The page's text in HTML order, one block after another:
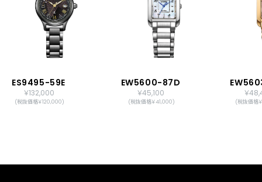
ES9495-59E
￥132,000
(税抜価格￥120,000)
EW5600-87D
￥45,100
(税抜価格￥41,000)
￥
(税抜価格